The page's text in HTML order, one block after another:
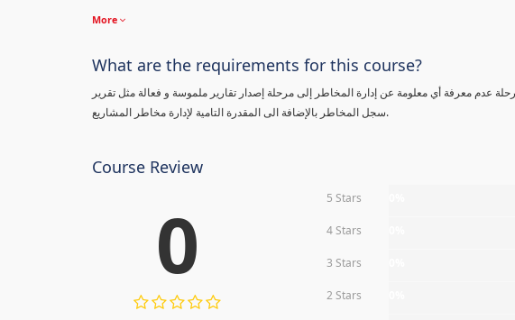
More
What are the requirements for this course?
من مرحلة عدم معرفة أي معلومة عن إدارة المخاطر إلى مرحلة إصدار تقارير ملموسة و فعالة مثل تقرير
سجل المخاطر بالإضافة الى المقدرة التامية لإدارة مخاطر المشاريع.
Course Review
0 5 Stars
4 Stars
3 Stars
2 Stars